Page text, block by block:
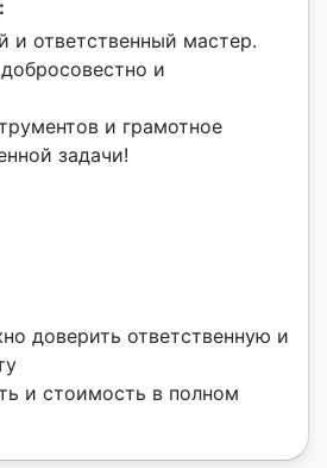
и ответственный мастер.
и
и грамотное
задачи!
доверить ответственную и
и стоимость в полном